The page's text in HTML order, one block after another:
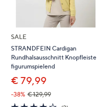
SALE
STRANDFEIN Cardigan
Rundhalsausschnitt Knopfleiste
figurumspielend
€ 79,99
-38% € 129,99
4.02